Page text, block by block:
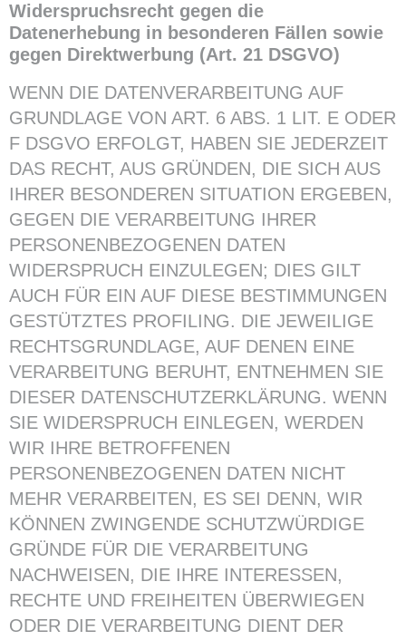
Widerspruchsrecht gegen die
Datenerhebung in besonderen Fällen sowie
gegen Direktwerbung (Art. 21 DSGVO)
WENN DIE DATENVERARBEITUNG AUF
GRUNDLAGE VON ART. 6 ABS. 1 LIT. E ODER
F DSGVO ERFOLGT, HABEN SIE JEDERZEIT
DAS RECHT, AUS GRÜNDEN, DIE SICH AUS
IHRER BESONDEREN SITUATION ERGEBEN,
GEGEN DIE VERARBEITUNG IHRER
PERSONENBEZOGENEN DATEN
WIDERSPRUCH EINZULEGEN; DIES GILT
AUCH FÜR EIN AUF DIESE BESTIMMUNGEN
GESTÜTZTES PROFILING. DIE JEWEILIGE
RECHTSGRUNDLAGE, AUF DENEN EINE
VERARBEITUNG BERUHT, ENTNEHMEN SIE
DIESER DATENSCHUTZERKLÄRUNG. WENN
SIE WIDERSPRUCH EINLEGEN, WERDEN
WIR IHRE BETROFFENEN
PERSONENBEZOGENEN DATEN NICHT
MEHR VERARBEITEN, ES SEI DENN, WIR
KÖNNEN ZWINGENDE SCHUTZWÜRDIGE
GRÜNDE FÜR DIE VERARBEITUNG
NACHWEISEN, DIE IHRE INTERESSEN,
RECHTE UND FREIHEITEN ÜBERWIEGEN
ODER DIE VERARBEITUNG DIENT DER